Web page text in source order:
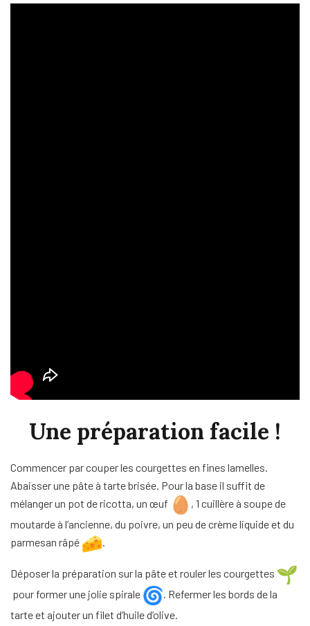
Une préparation facile !
Commencer par couper les courgettes en fines lamelles.
Abaisser une pâte à tarte brisée. Pour la base il suffit de
mélanger un pot de ricotta, un œuf
, 1 cuillère à soupe de
moutarde à l’ancienne, du poivre, un peu de crème liquide et du
parmesan râpé
.
Déposer la préparation sur la pâte et rouler les courgettes
pour former une jolie spirale
. Refermer les bords de la
tarte et ajouter un filet d’huile d’olive.